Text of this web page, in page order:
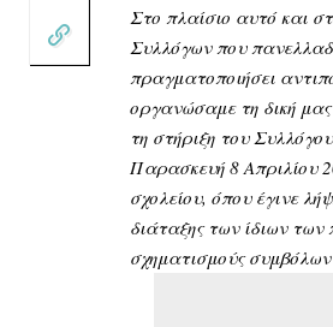
Στο πλαίσιο αυτό και
Συλλόγων που
πραγματοποιήσει
οργανώσαμε τη δική
τη στήριξη του
Παρασκευή 8 Απριλίου
σχολείου, όπου έγινε
διάταξης των ίδιων των
σχηματισμούς συμβόλων